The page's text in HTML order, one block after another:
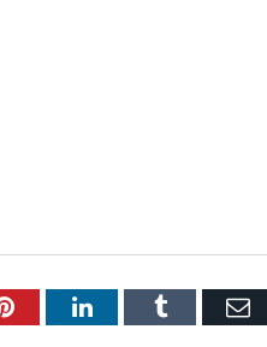
PinterestLinkedInTumblr